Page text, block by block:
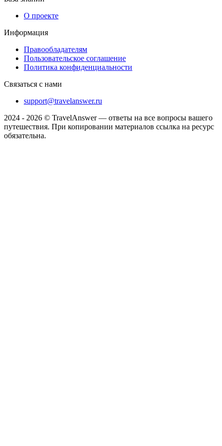
О проекте
Информация
Правообладателям
Пользовательское соглашение
Политика конфиденциальности
Связаться с нами
support@travelanswer.ru
2024 - 2026 © TravelAnswer — ответы на все вопросы вашего
путешествия. При копировании материалов ссылка на ресурс
обязательна.